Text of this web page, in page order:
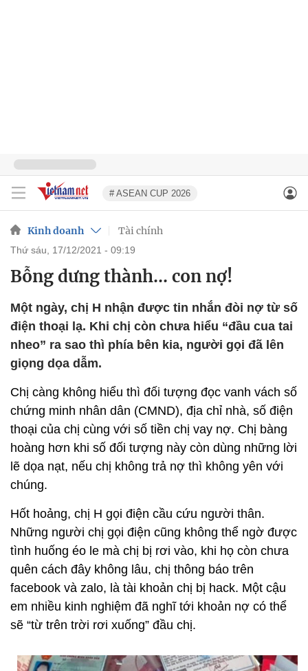
# ASEAN CUP 2026
Kinh doanh Tài chính
thứ sáu, 17/12/2021 - 09:19
Bỗng dưng thành… con nợ!
Một ngày, chị H nhận được tin nhắn đòi nợ từ số
điện thoại lạ. Khi chị còn chưa hiểu “đầu cua tai
nheo” ra sao thì phía bên kia, người gọi đã lên
giọng dọa dẫm.
Chị càng không hiểu thì đối tượng đọc vanh vách số
chứng minh nhân dân (CMND), địa chỉ nhà, số điện
thoại của chị cùng với số tiền chị vay nợ. Chị bàng
hoàng hơn khi số đối tượng này còn dùng những lời
lẽ dọa nạt, nếu chị không trả nợ thì không yên với
chúng.
Hốt hoảng, chị H gọi điện cầu cứu người thân.
Những người chị gọi điện cũng không thể ngờ được
tình huống éo le mà chị bị rơi vào, khi họ còn chưa
quên cách đây không lâu, chị thông báo trên
facebook và zalo, là tài khoản chị bị hack. Một cậu
em nhiều kinh nghiệm đã nghĩ tới khoản nợ có thể
sẽ “từ trên trời rơi xuống” đầu chị.